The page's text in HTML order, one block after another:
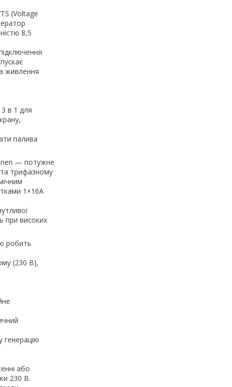
(Voltage
8,5
живлення
в 1 для
палива
— потужне
трифазному
1×16A
при високих
робить
(230 В),
генерацію
або
230 В.